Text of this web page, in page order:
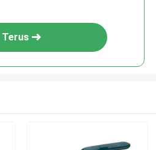
Terus